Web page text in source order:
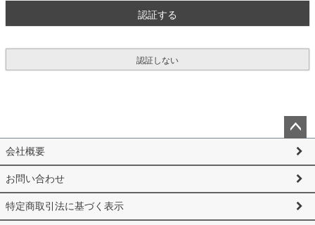
認証する
認証しない
ペー
ップ
へ
会社概要
お問い合わせ
特定商取引法に基づく表示